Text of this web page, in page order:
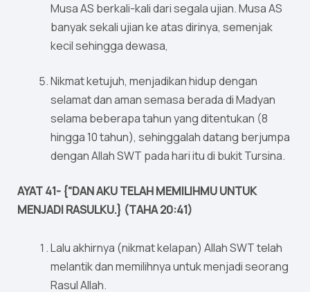
Musa AS berkali-kali dari segala ujian. Musa AS
banyak sekali ujian ke atas dirinya, semenjak
kecil sehingga dewasa,
Nikmat ketujuh, menjadikan hidup dengan
selamat dan aman semasa berada di Madyan
selama beberapa tahun yang ditentukan (8
hingga 10 tahun), sehinggalah datang berjumpa
dengan Allah SWT pada hari itu di bukit Tursina.
AYAT 41- {“DAN AKU TELAH MEMILIHMU UNTUK
MENJADI RASULKU.} (TAHA 20:41)
Lalu akhirnya (nikmat kelapan) Allah SWT telah
melantik dan memilihnya untuk menjadi seorang
Rasul Allah.